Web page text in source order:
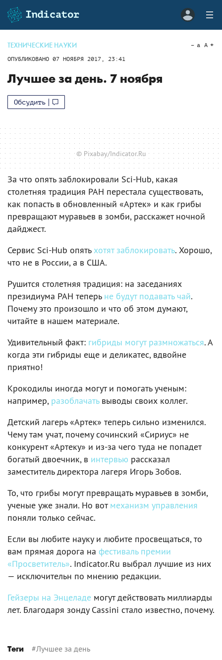
ТЕХНИЧЕСКИЕ НАУКИ
ОПУБЛИКОВАНО 07 НОЯБРЯ 2017, 23:41
a A
Лучшее за день. 7 ноября
Обсудить
© Pixabay/Indicator.Ru
За что опять заблокировали Sci-Hub, какая
столетняя традиция РАН перестала существовать,
как попасть в обновленный «Артек» и как грибы
превращают муравьев в зомби, расскажет ночной
дайджест.
Сервис Sci-Hub опять хотят заблокировать. Хорошо,
что не в России, а в США.
Рушится столетняя традиция: на заседаниях
президиума РАН теперь не будут подавать чай.
Почему это произошло и что об этом думают,
читайте в нашем материале.
Удивительный факт: гибриды могут размножаться. А
когда эти гибриды еще и деликатес, вдвойне
приятно!
Крокодилы иногда могут и помогать ученым:
например, разоблачатьвыводы своих коллег.
Детский лагерь «Артек» теперь сильно изменился.
Чему там учат, почему сочинский «Сириус» не
конкурент «Артеку» и из-за чего туда не попадет
богатый двоечник, в интервью рассказал
заместитель директора лагеря Игорь Зобов.
То, что грибы могут превращать муравьев в зомби,
ученые уже знали. Но вотмеханизм управления
поняли только сейчас.
Если вы любите науку и любите просвещаться, то
вам прямая дорога на фестиваль премии
«Просветитель». Indicator.Ru выбрал лучшие из них
— исключительн по мнению редакции.
Гейзеры на Энцеладе могут действовать миллиарды
лет. Благодаря зонду Cassini стало известно, почему.
Теги #Лучшее за день